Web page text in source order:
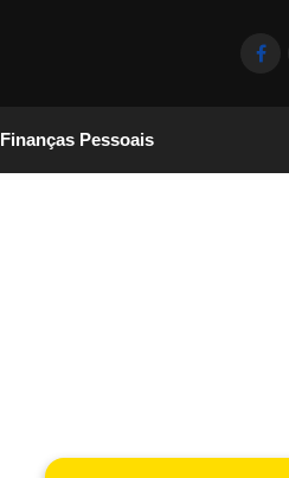
Finanças Pessoais